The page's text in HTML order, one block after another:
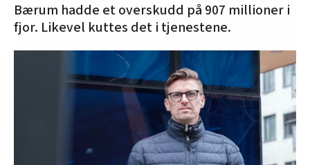
Bærum hadde et overskudd på 907 millioner i
fjor. Likevel kuttes det i tjenestene.